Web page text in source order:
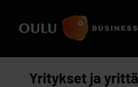
Yritykset ja